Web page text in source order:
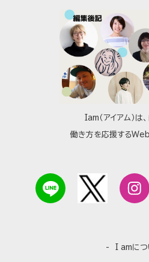
Iam（アイアム）は
働き方を応援するWeb
I amに